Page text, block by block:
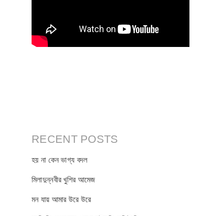
RECENT POSTS
হয় না কেন ভাগ্য বদল
মিলাদুন্নবীর খুশির আমেজ
মন যায় আমার উরে উরে